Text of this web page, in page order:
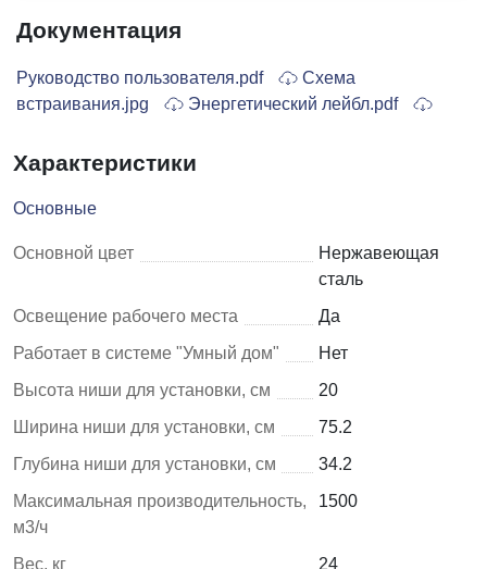
Документация
Руководство пользователя.pdf
Схема
встраивания.jpg
Энергетический лейбл.pdf
Характеристики
Основные
Основной цвет
Нержавеющая
сталь
Освещение рабочего места
Да
Работает в системе "Умный дом"
Нет
Высота ниши для установки, см
20
Ширина ниши для установки, см
75.2
Глубина ниши для установки, см
34.2
Максимальная производительность,
м3/ч
1500
Вес, кг
24